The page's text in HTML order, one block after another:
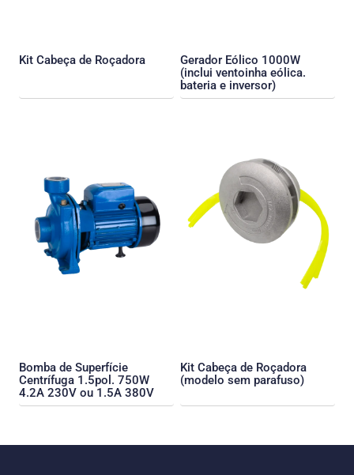
Kit Cabeça de Roçadora
Gerador Eólico 1000W
(inclui ventoinha eólica.
bateria e inversor)
Bomba de Superfície
Centrífuga 1.5pol. 750W
4.2A 230V ou 1.5A 380V
Kit Cabeça de Roçadora
(modelo sem parafuso)